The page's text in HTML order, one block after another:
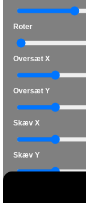
Roter
Oversæt X
Oversæt Y
Skæv X
Skæv Y